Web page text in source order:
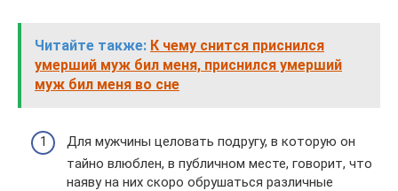
Читайте также: К чему снится приснился
умерший муж бил меня, приснился умерший
муж бил меня во сне
Для мужчины целовать подругу, в которую он
тайно влюблен, в публичном месте, говорит, что
наяву на них скоро обрушаться различные